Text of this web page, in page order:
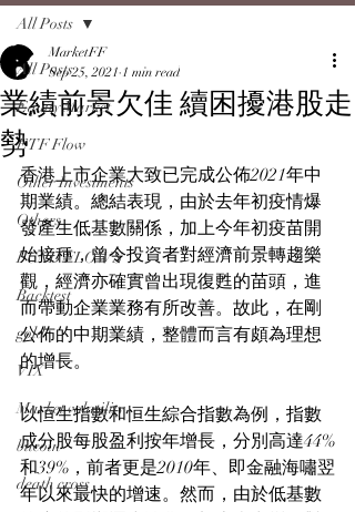
All Posts
Equity Market
ETF Flow
Other Investments
Others
FUND FLOWS
Backtest
gold
VIX
Market volatility
bitcoin
death cross
All Posts
業績前景欠佳 續困擾港股走
勢
MarketFF
Sep 25, 2021 1 min read
香港上市企業大致已完成公佈2021年中
期業績。總結表現，由於去年初疫情爆
發產生低基數關係，加上今年初疫苗開
始接種，曾令投資者對經濟前景轉趨樂
觀，經濟亦確實曾出現復甦的苗頭，進
而帶動企業業務有所改善。故此，在剛
公佈的中期業績，整體而言有頗為理想
的增長。
以恒生指數和恒生綜合指數為例，指數
成分股每股盈利按年增長，分別高達44%
和39%，前者更是2010年、即金融海嘯翌
年以來最快的增速。然而，由於低基數